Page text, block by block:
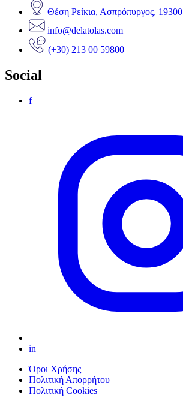
Θέση Ρείκια, Ασπρόπυργος, 19300
info@delatolas.com
(+30) 213 00 59800
Social
f
in
Όροι Χρήσης
Πολιτική Απορρήτου
Πολιτική Cookies